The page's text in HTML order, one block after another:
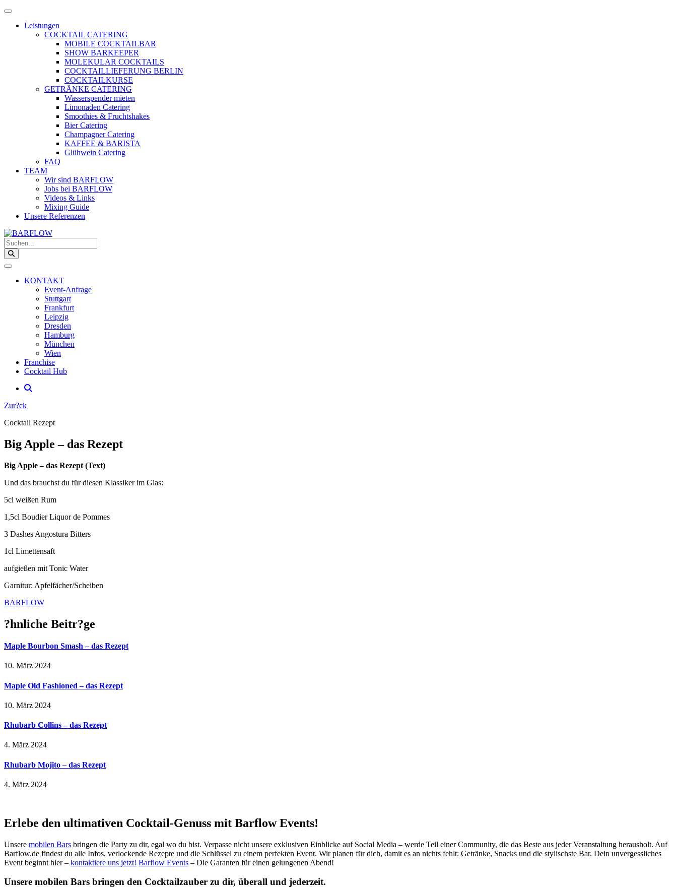
Zum
springen
Menü
öffnenLeistungen
COCKTAIL CATERING
MOBILE COCKTAILBAR
SHOW BARKEEPER
MOLEKULAR COCKTAILS
COCKTAILLIEFERUNG BERLIN
COCKTAILKURSE
GETRÄNKE CATERING
Wasserspender mieten
Limonaden Catering
Smoothies & Fruchtshakes
Bier Catering
Champagner Catering
KAFFEE & BARISTA
Glühwein Catering
FAQ
TEAM
Wir sind BARFLOW
Jobs bei BARFLOW
Videos & Links
Mixing Guide
Unsere Referenzen
Suchen...
KONTAKT
Event-Anfrage
Stuttgart
Frankfurt
Leipzig
Dresden
Hamburg
München
Wien
Franchise
Cocktail Hub
Zur?ck
Cocktail Rezept
Big Apple – das Rezept
Big Apple – das Rezept (Text)
Und das brauchst du für diesen Klassiker im Glas:
5cl weißen Rum
1,5cl Boudier Liquor de Pommes
3 Dashes Angostura Bitters
1cl Limettensaft
aufgießen mit Tonic Water
Garnitur: Apfelfächer/Scheiben
BARFLOW
?hnliche Beitr?ge
Maple Bourbon Smash – das Rezept
10. März 2024
Maple Old Fashioned – das Rezept
10. März 2024
Rhubarb Collins – das Rezept
4. März 2024
Rhubarb Mojito – das Rezept
4. März 2024
Erlebe den ultimativen Cocktail-Genuss mit Barflow Events!
Unsere mobilen Bars bringen die Party zu dir, egal wo du bist. Verpasse nicht unsere exklusiven Einblicke auf Social Media – werde Teil einer Community, die das Beste aus jeder Veranstaltung herausholt. Auf
Barflow.de findest du alle Infos, verlockende Rezepte und die Schlüssel zu einem perfekten Event. Wir planen für dich, damit es an nichts fehlt: Getränke, Snacks und die stylischste Bar. Dein unvergessliches
Event beginnt hier – kontaktiere uns jetzt! Barflow Events – Die Garanten für einen gelungenen Abend!
Unsere mobilen Bars bringen den Cocktailzauber zu dir, überall und jederzeit.